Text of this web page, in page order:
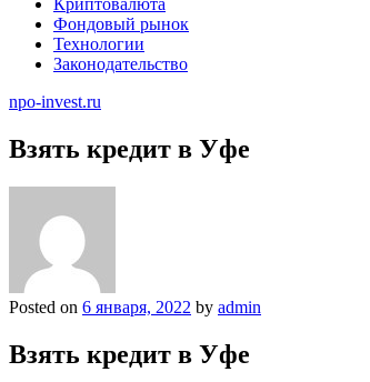
Криптовалюта
Фондовый рынок
Технологии
Законодательство
npo-invest.ru
Взять кредит в Уфе
Posted on 6 января, 2022 by admin
Взять кредит в Уфе